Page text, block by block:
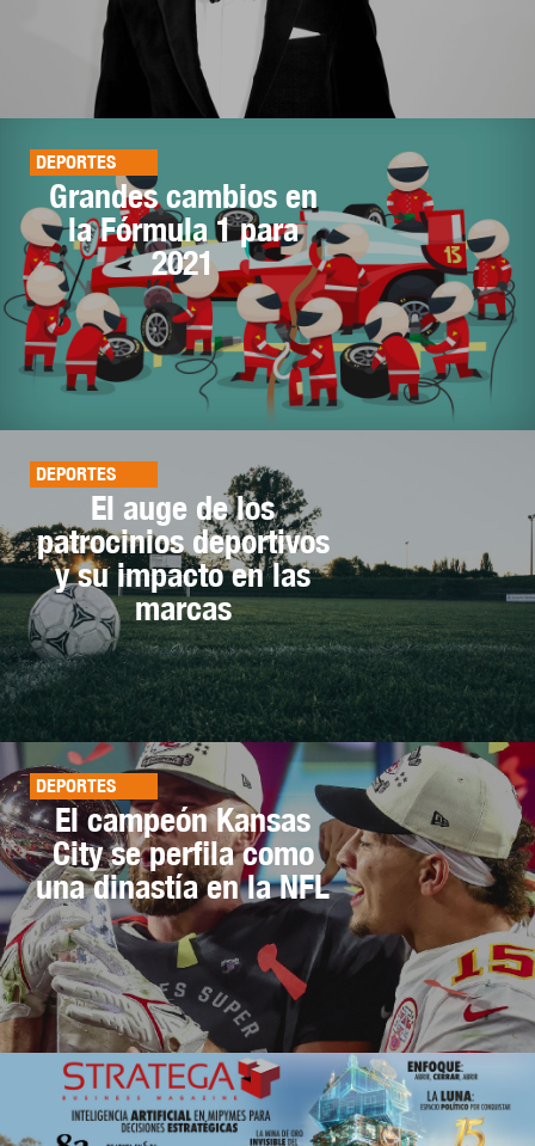
DEPORTES
Grandes cambios en
la Fórmula 1 para
2021
DEPORTES
El auge de los
patrocinios deportivos
y su impacto en las
marcas
DEPORTES
El campeón Kansas
City se perfila como
una dinastía en la NFL